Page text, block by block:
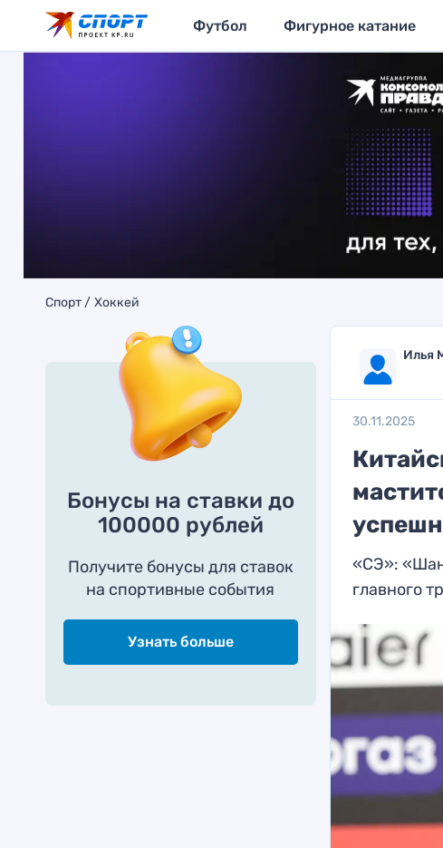
Футбол Фигурное катание
Спорт Хоккей
Бонусы на ставки до
100000 рублей
Получите бонусы для ставок
на спортивные события
Узнать больше
Илья
30.11.2025
«СЭ»:
главного